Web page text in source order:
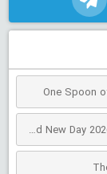
دانلود فیلم مرد عنکبوتی: روز کاملاً جدید دوبله فارسی Spider-Man: Brand New Day 2026